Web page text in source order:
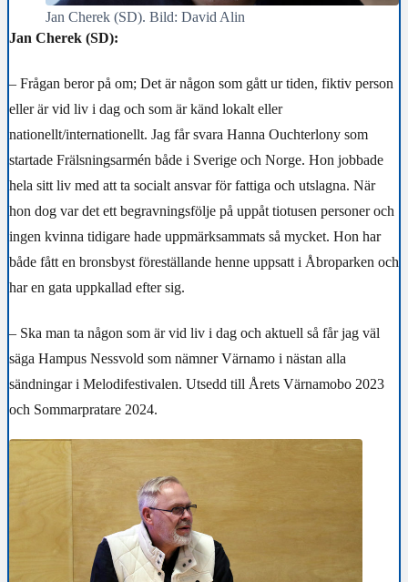
Jan Cherek (SD). Bild: David Alin
Jan Cherek (SD):
– Frågan beror på om; Det är någon som gått ur tiden, fiktiv person
eller är vid liv i dag och som är känd lokalt eller
nationellt/internationellt. Jag får svara Hanna Ouchterlony som
startade Frälsningsarmén både i Sverige och Norge. Hon jobbade
hela sitt liv med att ta socialt ansvar för fattiga och utslagna. När
hon dog var det ett begravningsfölje på uppåt tiotusen personer och
ingen kvinna tidigare hade uppmärksammats så mycket. Hon har
både fått en bronsbyst föreställande henne uppsatt i Åbroparken och
har en gata uppkallad efter sig.
– Ska man ta någon som är vid liv i dag och aktuell så får jag väl
säga Hampus Nessvold som nämner Värnamo i nästan alla
sändningar i Melodifestivalen. Utsedd till Årets Värnamobo 2023
och Sommarpratare 2024.